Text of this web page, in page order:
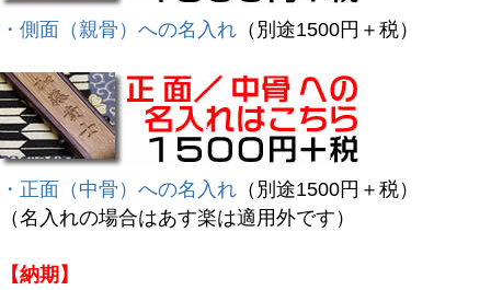
・側面（親骨）への名入れ （別途1500円＋税）
・正面（中骨）への名入れ （別途1500円＋税）
（名入れの場合はあす楽は適用外です）
【納期】